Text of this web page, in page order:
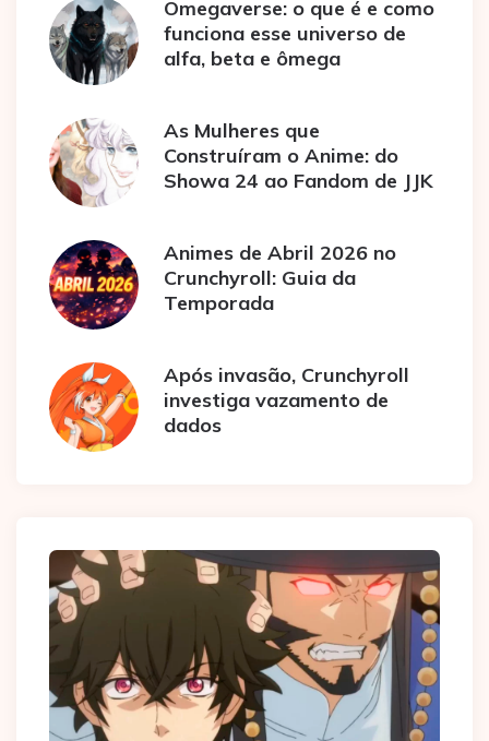
Omegaverse: o que é e como
funciona esse universo de
alfa, beta e ômega
As Mulheres que
Construíram o Anime: do
Showa 24 ao Fandom de JJK
Animes de Abril 2026 no
Crunchyroll: Guia da
Temporada
Após invasão, Crunchyroll
investiga vazamento de
dados